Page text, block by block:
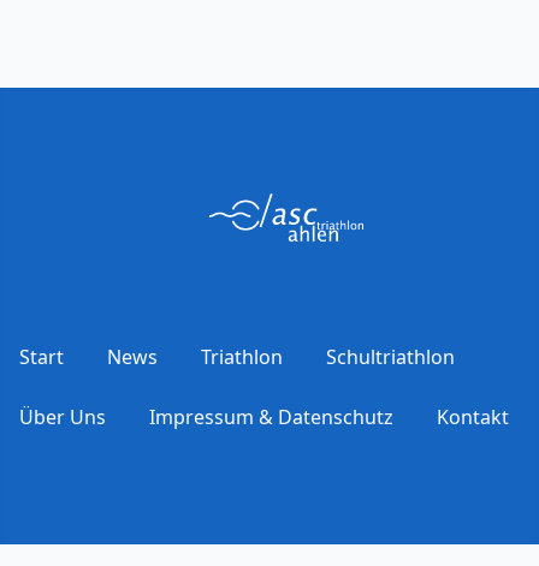
Start News Triathlon Schultriathlon
Über Uns Impressum & Datenschutz Kontakt